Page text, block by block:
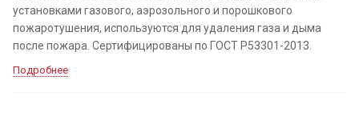
установками газового, аэрозольного и порошкового
пожаротушения, используются для удаления газа и дыма
после пожара. Сертифицированы по ГОСТ Р53301-2013.
Подробнее